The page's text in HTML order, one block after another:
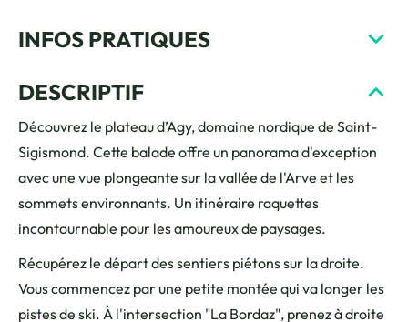
INFOS PRATIQUES
DESCRIPTIF
Découvrez le plateau d’Agy, domaine nordique de Saint-
Sigismond. Cette balade offre un panorama d'exception
avec une vue plongeante sur la vallée de l'Arve et les
sommets environnants. Un itinéraire raquettes
incontournable pour les amoureux de paysages.
Récupérez le départ des sentiers piétons sur la droite.
Vous commencez par une petite montée qui va longer les
pistes de ski. À l'intersection "La Bordaz", prenez à droite